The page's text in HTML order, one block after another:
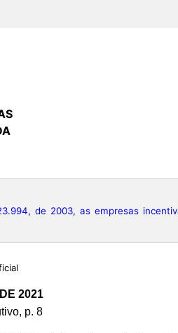
de 2003, as empresas
2021
p. 8